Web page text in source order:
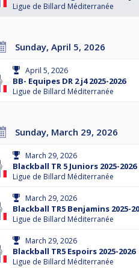
Ligue de Billard Méditerranée
Sunday, April 5, 2026
April 5, 2026
BB- Equipes DR 2 j4 2025-2026
Ligue de Billard Méditerranée
Sunday, March 29, 2026
March 29, 2026
Blackball TR 5 Juniors 2025-2026
Ligue de Billard Méditerranée
March 29, 2026
Blackball TR5 Benjamins 2025-
Ligue de Billard Méditerranée
March 29, 2026
Blackball TR5 Espoirs 2025-2026
Ligue de Billard Méditerranée